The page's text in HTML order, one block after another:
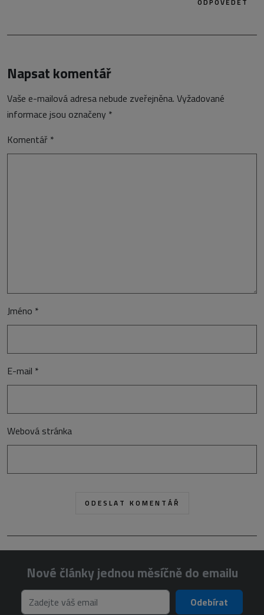
Napsat komentář
Vaše e-mailová adresa nebude zveřejněna. Vyžadované
informace jsou označeny *
Komentář *
Jméno *
E-mail *
Webová stránka
Nové články jednou měsíčně do emailu
Odebírat